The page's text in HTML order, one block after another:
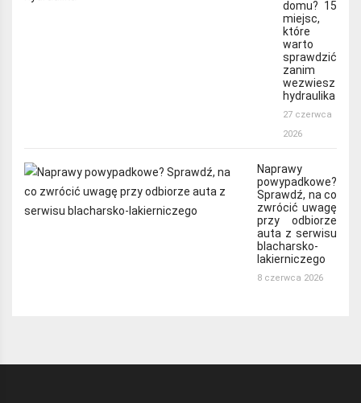
domu? 15
miejsc,
które
warto
sprawdzić
zanim
wezwiesz
hydraulika
27 czerwca
2026
Naprawy
powypadkowe?
Sprawdź, na co
zwrócić uwagę
przy odbiorze
auta z serwisu
blacharsko-
lakierniczego
8 czerwca 2026